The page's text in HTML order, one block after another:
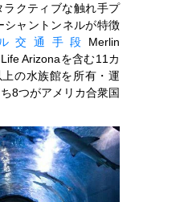
クティブな触れ手プ
シャントンネルが特徴
交通手段 Merlin
Arizonaを含む11カ
の水族館を所有・運
8つがアメリカ合衆国